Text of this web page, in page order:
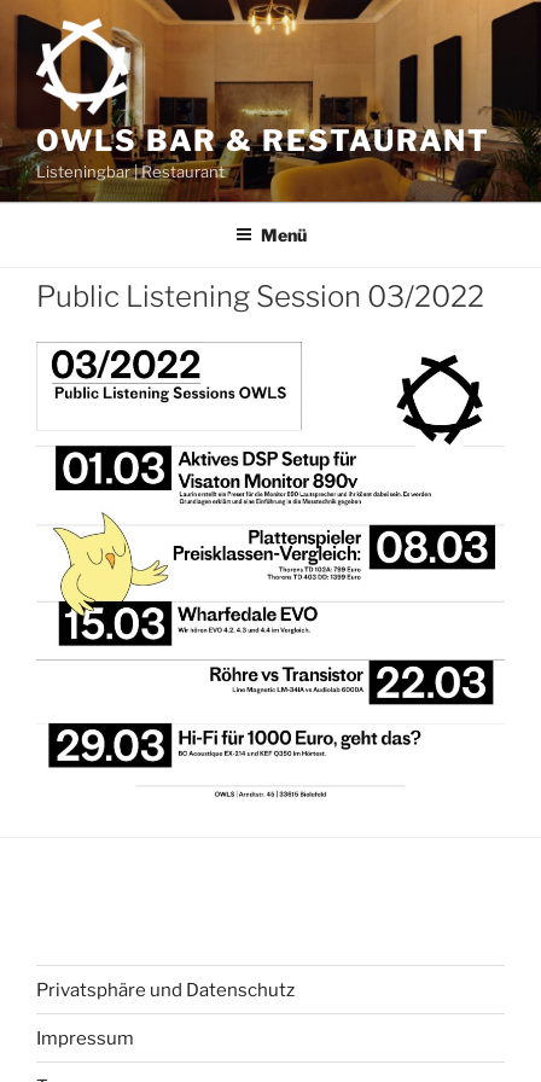
Zum
Inhalt
springen
OWLS BAR & RESTAURANT
Listeningbar | Restaurant
Menü
Public Listening Session 03/2022
Privatsphäre und Datenschutz
Impressum